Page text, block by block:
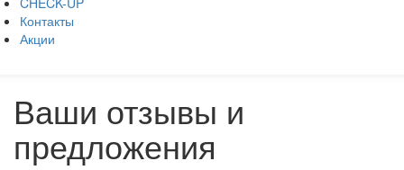
Контакты
Акции
Ваши отзывы и
предложения